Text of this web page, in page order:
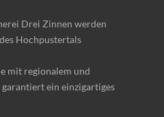
Drei Zinnen werden
Hochpustertals
mit regionalem und
ein einzigartiges